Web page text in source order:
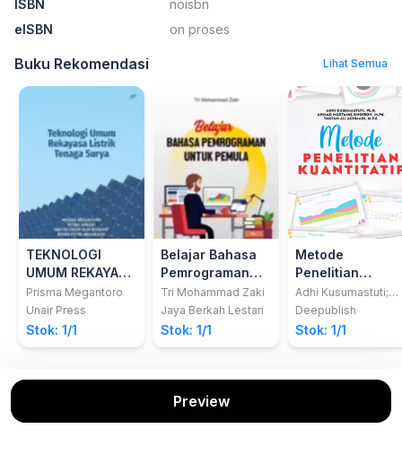
ISBN
noisbn
eISBN
on proses
Buku Rekomendasi Lihat Semua
TEKNOLOGI
UMUM REKAYASA
LISTRIK TENAGA
SURYA
Prisma Megantoro
Unair Press
Stok: 1/1
Belajar Bahasa
Pemrograman
untuk Pemula
Tri Mohammad Zaki
Jaya Berkah Lestari
Stok: 1/1
Metode
Penelitian
Kuantitatif
Adhi Kusumastuti;
Ahmad Mustamil
Khoiron; Taofan Ali
Achmadi
Deepublish
Stok: 1/1
Preview